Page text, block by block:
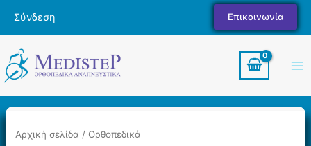
στο
Σύνδεση Επικοινωνία
Αρχική σελίδα / Ορθοπεδικά